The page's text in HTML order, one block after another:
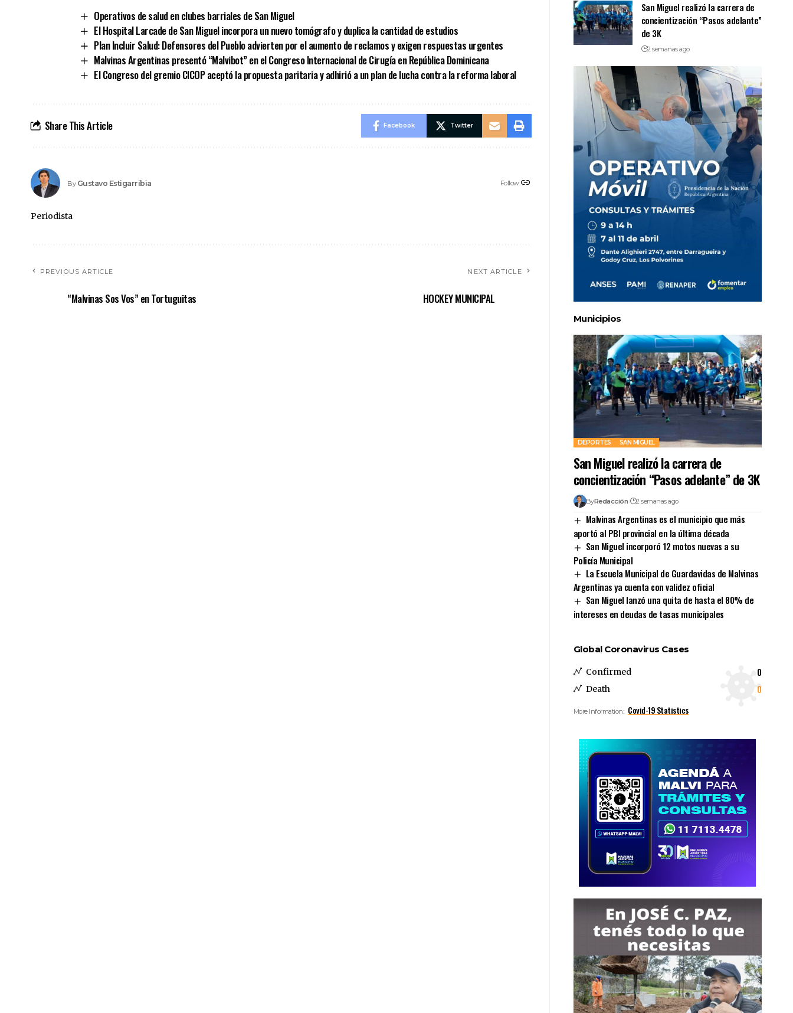
Operativos de salud en clubes barriales de San Miguel
El Hospital Larcade de San Miguel incorpora un nuevo tomógrafo y duplica la cantidad de estudios
Plan Incluir Salud: Defensores del Pueblo advierten por el aumento de reclamos y exigen respuestas urgentes
Malvinas Argentinas presentó “Malvibot” en el Congreso Internacional de Cirugía en República Dominicana
El Congreso del gremio CICOP aceptó la propuesta paritaria y adhirió a un plan de lucha contra la reforma laboral
Share This Article Facebook Twitter
By Gustavo Estigarribia Follow:
Periodista
PREVIOUS ARTICLE
“Malvinas Sos Vos” en Tortuguitas
NEXT ARTICLE
HOCKEY MUNICIPAL
San Miguel realizó la carrera de
concientización “Pasos adelante”
de 3K
2 semanas ago
Municipios
DEPORTES SAN MIGUEL
San Miguel realizó la carrera de
concientización “Pasos adelante” de 3K
ByRedacción 2 semanas ago
Malvinas Argentinas es el municipio que más
aportó al PBI provincial en la última década
San Miguel incorporó 12 motos nuevas a su
Policía Municipal
La Escuela Municipal de Guardavidas de Malvinas
Argentinas ya cuenta con validez oficial
San Miguel lanzó una quita de hasta el 80% de
intereses en deudas de tasas municipales
Global Coronavirus Cases
Confirmed 0
Death 0
More Information: Covid-19 Statistics